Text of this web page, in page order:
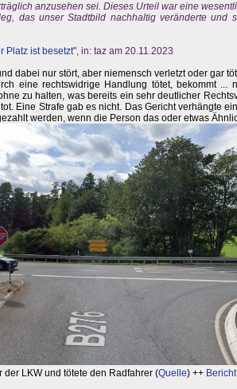
anzusehen sei. Dieses Urteil war eine
das unser Stadtbild nachhaltig veränderte und
Platz ist besetzt", in: taz am 20.11.2023
dabei nur stört, aber niemensch verletzt oder gar
eine rechtswidrige Handlung tötet, bekommt ...
zu halten, was bereits ein sehr deutlicher
Eine Strafe gab es nicht. Das Gericht verhängte
werden, wenn die Person das oder etwas
LKW und tötete den Radfahrer (Quelle) ++